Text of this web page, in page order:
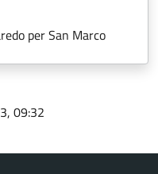
per San Marco
09:32